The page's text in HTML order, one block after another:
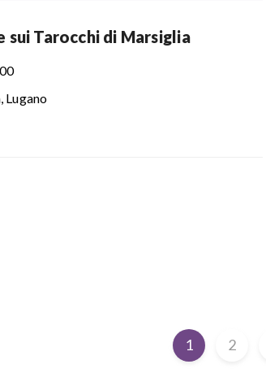
sui Tarocchi di Marsiglia
Lugano
1 2